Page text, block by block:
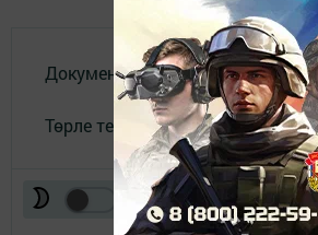
Документлар
Төрле темалар